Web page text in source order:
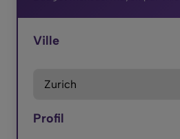
Ville
Profil